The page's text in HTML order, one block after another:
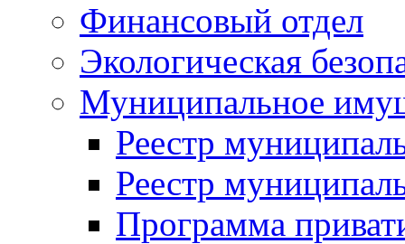
Финансовый отдел
Экологическая
Муниципальное
Реестр
Реестр
Программа